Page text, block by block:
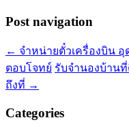
Post navigation
← จำหน่ายตั๋วเครื่องบิน
ตอบโจทย์ รับจำนองบ้าน
ถึงที่ →
Categories